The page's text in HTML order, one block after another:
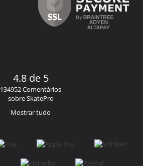
4.8 de 5
134952 Comentários
sobre SkatePro
Mostrar tudo